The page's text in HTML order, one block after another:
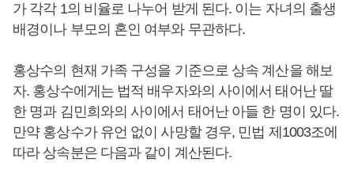
가 각각 1의 비율로 나누어 받게 된다. 이는 자녀의 출생
배경이나 부모의 혼인 여부와 무관하다.
홍상수의 현재 가족 구성을 기준으로 상속 계산을 해보
자. 홍상수에게는 법적 배우자와의 사이에서 태어난 딸
한 명과 김민희와의 사이에서 태어난 아들 한 명이 있다.
만약 홍상수가 유언 없이 사망할 경우, 민법 제1003조에
따라 상속분은 다음과 같이 계산된다.